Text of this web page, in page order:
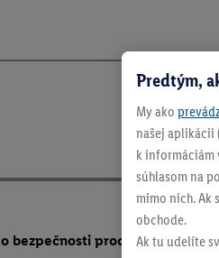
bezpečnosti produktu
Predtým,
My ako
našej aplikácii
k informáciám
súhlasom na
mimo nich. Ak
obchode.
Ak tu udelíte